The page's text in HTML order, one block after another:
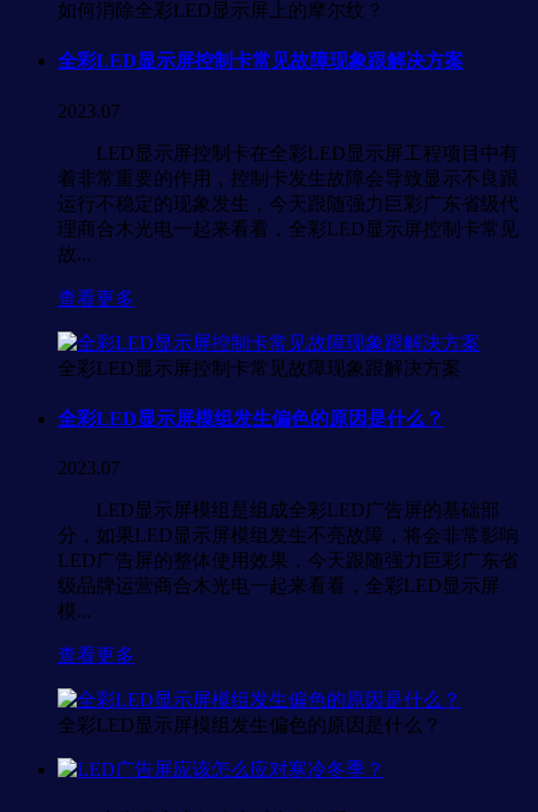
如何消除全彩LED显示屏上的摩尔纹？
全彩LED显示屏控制卡常见故障现象跟解决方案
2023.07
LED显示屏控制卡在全彩LED显示屏工程项目中有
着非常重要的作用，控制卡发生故障会导致显示不良跟
运行不稳定的现象发生，今天跟随强力巨彩广东省级代
理商合木光电一起来看看，全彩LED显示屏控制卡常见
故...
查看更多
全彩LED显示屏控制卡常见故障现象跟解决方案
全彩LED显示屏模组发生偏色的原因是什么？
2023.07
LED显示屏模组是组成全彩LED广告屏的基础部
分，如果LED显示屏模组发生不亮故障，将会非常影响
LED广告屏的整体使用效果，今天跟随强力巨彩广东省
级品牌运营商合木光电一起来看看，全彩LED显示屏
模...
查看更多
全彩LED显示屏模组发生偏色的原因是什么？